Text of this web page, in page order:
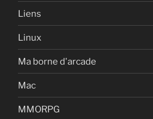
Liens
Linux
Ma borne d'arcade
Mac
MMORPG